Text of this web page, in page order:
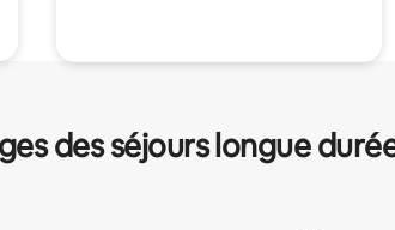
des séjours longue